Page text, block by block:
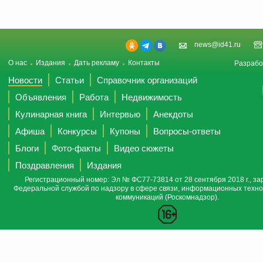
news@id41.ru
О нас Издания Дать рекламу Контакты
Новости Статьи
Справочник организаций
Объявления
Работа
Недвижимость
Кулинарная книга
Интервью
Анекдоты
Афиша
Конкурсы Купоны
Вопросы-ответы
Блоги
Фото-факты
Видео сюжеты
Поздравления
Издания
Регистрационный номер: Эл № ФС77-73814 от 28 сентября 2018 г.,
Федеральной службой по надзору в сфере связи, информационных
коммуникаций (Роскомнадзор).